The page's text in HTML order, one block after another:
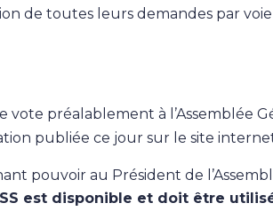
de toutes leurs demandes par
préalablement à l’Assemblée
publiée ce jour sur le site
pouvoir au Président de
est disponible et doit être